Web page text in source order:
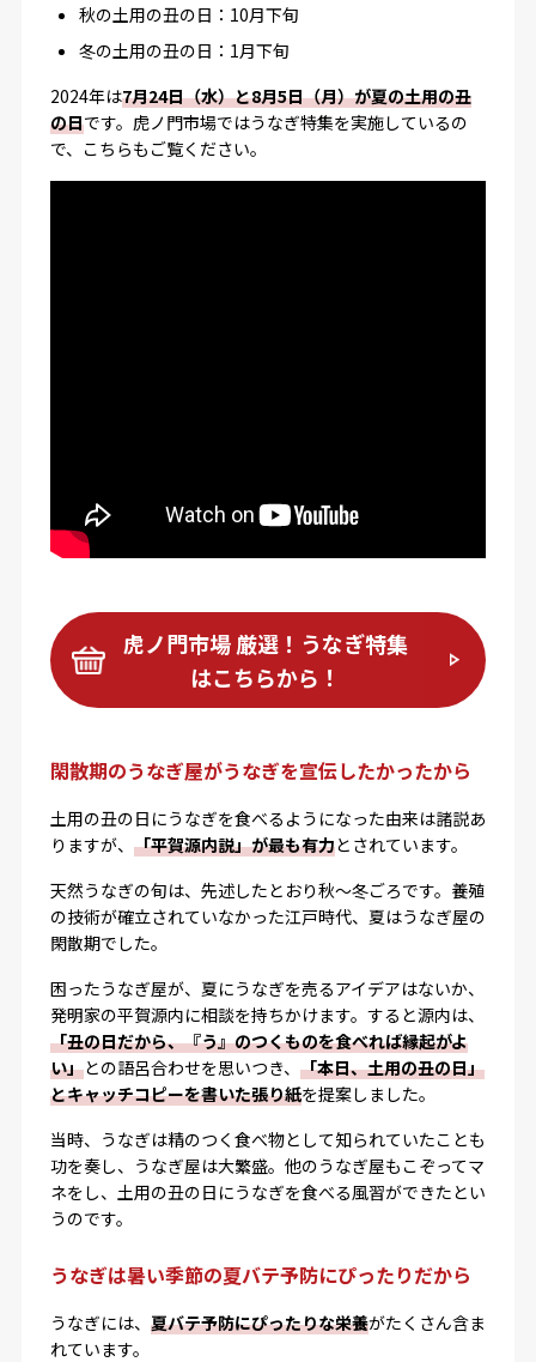
秋の土用の丑の日：10月下旬
冬の土用の丑の日：1月下旬
2024年は7月24日（水）と8月5日（月）が夏の土用の丑
の日です。虎ノ門市場ではうなぎ特集を実施しているの
で、こちらもご覧ください。
虎ノ門市場 厳選！うなぎ特集
はこちらから！
閑散期のうなぎ屋がうなぎを宣伝したかったから
土用の丑の日にうなぎを食べるようになった由来は諸説あ
りますが、 「平賀源内説」が最も有力とされています。
天然うなぎの旬は、先述したとおり秋〜冬ごろです。養殖
の技術が確立されていなかった江戸時代、夏はうなぎ屋の
閑散期でした。
困ったうなぎ屋が、夏にうなぎを売るアイデアはないか、
発明家の平賀源内に相談を持ちかけます。すると源内は、
「丑の日だから、『う』のつくものを食べれば縁起がよ
い」との語呂合わせを思いつき、 「本日、土用の丑の日」
とキャッチコピーを書いた張り紙を提案しました。
当時、うなぎは精のつく食べ物として知られていたことも
功を奏し、うなぎ屋は大繁盛。他のうなぎ屋もこぞってマ
ネをし、土用の丑の日にうなぎを食べる風習ができたとい
うのです。
うなぎは暑い季節の夏バテ予防にぴったりだから
うなぎには、 夏バテ予防にぴったりな栄養がたくさん含ま
れています。